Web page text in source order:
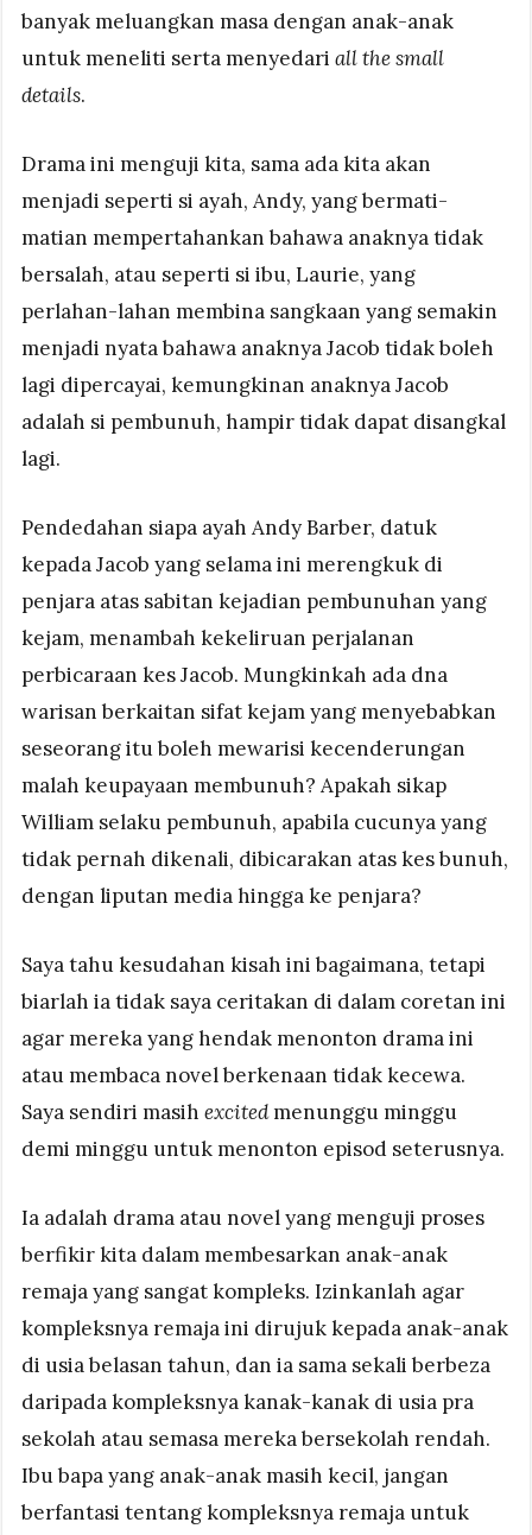
banyak meluangkan masa dengan anak-anak
untuk meneliti serta menyedariall the small
details.
Drama ini menguji kita, sama ada kita akan
menjadi seperti si ayah, Andy, yang bermati-
matian mempertahankan bahawa anaknya tidak
bersalah, atau seperti si ibu, Laurie, yang
perlahan-lahan membina sangkaan yang semakin
menjadi nyata bahawa anaknya Jacob tidak boleh
lagi dipercayai, kemungkinan anaknya Jacob
adalah si pembunuh, hampir tidak dapat disangkal
lagi.
Pendedahan siapa ayah Andy Barber, datuk
kepada Jacob yang selama ini merengkuk di
penjara atas sabitan kejadian pembunuhan yang
kejam, menambah kekeliruan perjalanan
perbicaraan kes Jacob. Mungkinkah ada dna
warisan berkaitan sifat kejam yang menyebabkan
seseorang itu boleh mewarisi kecenderungan
malah keupayaan membunuh? Apakah sikap
William selaku pembunuh, apabila cucunya yang
tidak pernah dikenali, dibicarakan atas kes bunuh,
dengan liputan media hingga ke penjara?
Saya tahu kesudahan kisah ini bagaimana, tetapi
biarlah ia tidak saya ceritakan di dalam coretan ini
agar mereka yang hendak menonton drama ini
atau membaca novel berkenaan tidak kecewa.
Saya sendiri masihexcitedmenunggu minggu
demi minggu untuk menonton episod seterusnya.
Ia adalah drama atau novel yang menguji proses
berfikir kita dalam membesarkan anak-anak
remaja yang sangat kompleks. Izinkanlah agar
kompleksnya remaja ini dirujuk kepada anak-anak
di usia belasan tahun, dan ia sama sekali berbeza
daripada kompleksnya kanak-kanak di usia pra
sekolah atau semasa mereka bersekolah rendah.
Ibu bapa yang anak-anak masih kecil, jangan
berfantasi tentang kompleksnya remaja untuk